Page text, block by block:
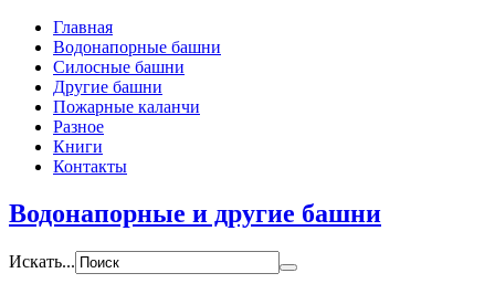
Главная
Водонапорные башни
Силосные башни
Другие башни
Пожарные каланчи
Разное
Книги
Контакты
Водонапорные и другие башни
Искать...